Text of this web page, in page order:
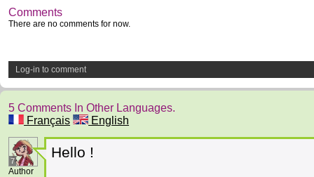
Comments
There are no comments for now.
Log-in to comment
5 Comments In Other Languages.
Français
English
7
Author
Hello !